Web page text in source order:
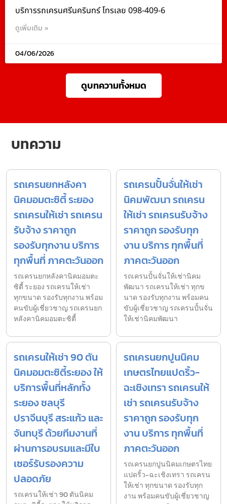
บริการรถเครนศรีนครินทร์ โทรเลย 098-409-6
ดูเพิ่มเติม »
04/06/2026
ดูบทความทั้งหมด
บทความ
รถเครนยกหลังคา
นิคมอมตะซิตี้ ระยอง
รถเครนให้เช่า รถเครน
รับจ้าง ราคาถูก
รองรับทุกงาน บริการ
ทุกพื้นที่ ภาคตะวันออก
รถเครนยกหลังคานิคมอมตะ
ซิตี้ ระยอง รถเครนให้เช่า
ทุกขนาด รองรับทุกงาน พร้อม
คนขับผู้เชี่ยวชาญ รถเครนยก
หลังคานิคมอมตะซิตี้
รถเครนปั้นจั่นให้เช่า
นิคมพัฒนา รถเครน
ให้เช่า รถเครนรับจ้าง
ราคาถูก รองรับทุก
งาน บริการ ทุกพื้นที่
ภาคตะวันออก
รถเครนปั้นจั่นให้เช่านิคม
พัฒนา รถเครนให้เช่า ทุกข
นาด รองรับทุกงาน พร้อมคน
ขับผู้เชี่ยวชาญ รถเครนปั้นจั่น
ให้เช่านิคมพัฒนา
รถเครนให้เช่า 90 ตัน
นิคมอมตะซิตี้ระยอง ให้
บริการพื้นที่หลักทั้ง
ระยอง ชลบุรี
ปราจีนบุรี สระแก้ว และ
จันทบุรี ด้วยทีมงานที่
ผ่านการอบรมและมีใบ
เซอร์รับรองความ
ปลอดภัย
รถเครนให้เช่า 90 ตันนิคม
รถเครนยกปูนนิคม
เกษตรไทยแปดริ้ว-
ฉะเชิงเทรา รถเครนให้
เช่า รถเครนรับจ้าง
ราคาถูก รองรับทุก
งาน บริการ ทุกพื้นที่
ภาคตะวันออก
รถเครนยกปูนนิคมเกษตรไทย
แปดริ้ว-ฉะเชิงเทรา รถเครน
ให้เช่า ทุกขนาด รองรับทุก
งาน พร้อมคนขับผู้เชี่ยวชาญ